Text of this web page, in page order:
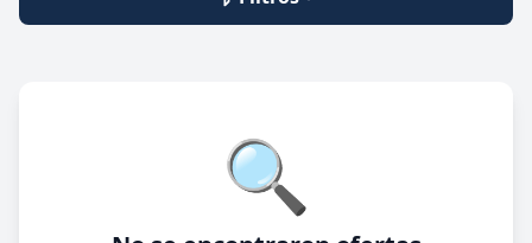
🔍 Buscar
Modalidad de trabajo🔍